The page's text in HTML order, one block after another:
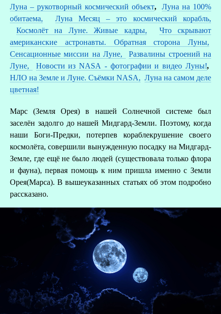
Луна – рукотворный космический объект,
Луна на 100%
обитаема,
Луна Месяц – это космический корабль,
Космолёт на Луне. Живые кадры,
Что скрывают
американские астронавты. Обратная сторона Луны,
Сенсационные миссии на Луне,
Развалины строений на
Луне,
Новости изNАSА - фотографии и видео Луны!,
НЛО на Земле и Луне. Съёмки NASA, Луна на самом деле
цветная!
Марс (Земля Орея) в нашей Солнечной системе был
заселён задолго до нашей Мидгард-Земли. Поэтому, когда
наши Боги-Предки, потерпев кораблекрушение своего
космолёта, совершили вынужденную посадку на Мидгард-
Земле, где ещё не было людей (существовала только флора
и фауна), первая помощь к ним пришла именно с Земли
Орея(Марса). В вышеуказанных статьях об этом подробно
рассказано.